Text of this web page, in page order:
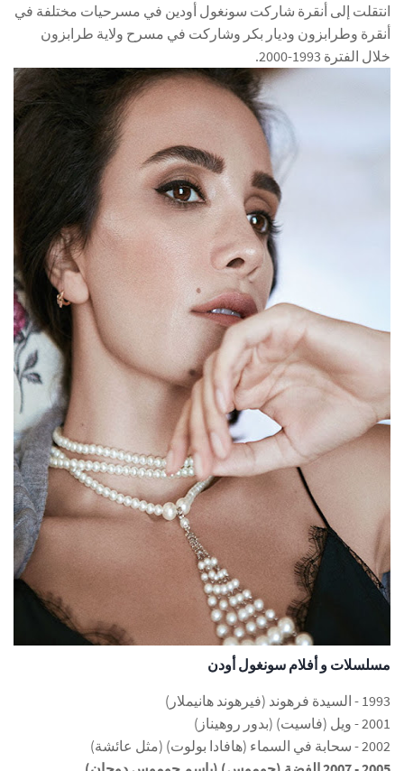
انتقلت إلى أنقرة شاركت سونغول أودين في مسرحيات مختلفة في
أنقرة وطرابزون وديار بكر وشاركت في مسرح ولاية طرابزون
خلال الفترة 1993-2000.
مسلسلات و أفلام سونغول أودن
1993 - السيدة فرهوند (فيرهوند هانيملار)
2001 - ويل (فاسيت) (بدور روهيناز)
2002 - سحابة في السماء (هافادا بولوت) (مثل عائشة)